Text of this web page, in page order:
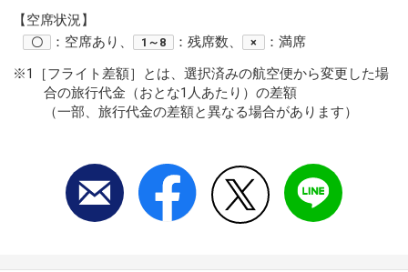
【空席状況】
〇 ：空席あり、 1～8 ：残席数、 ×
：満席
※1［フライト差額］とは、選択済みの航空便から変更した場
合の旅行代金（おとな1人あたり）の差額
（一部、旅行代金の差額と異なる場合があります）